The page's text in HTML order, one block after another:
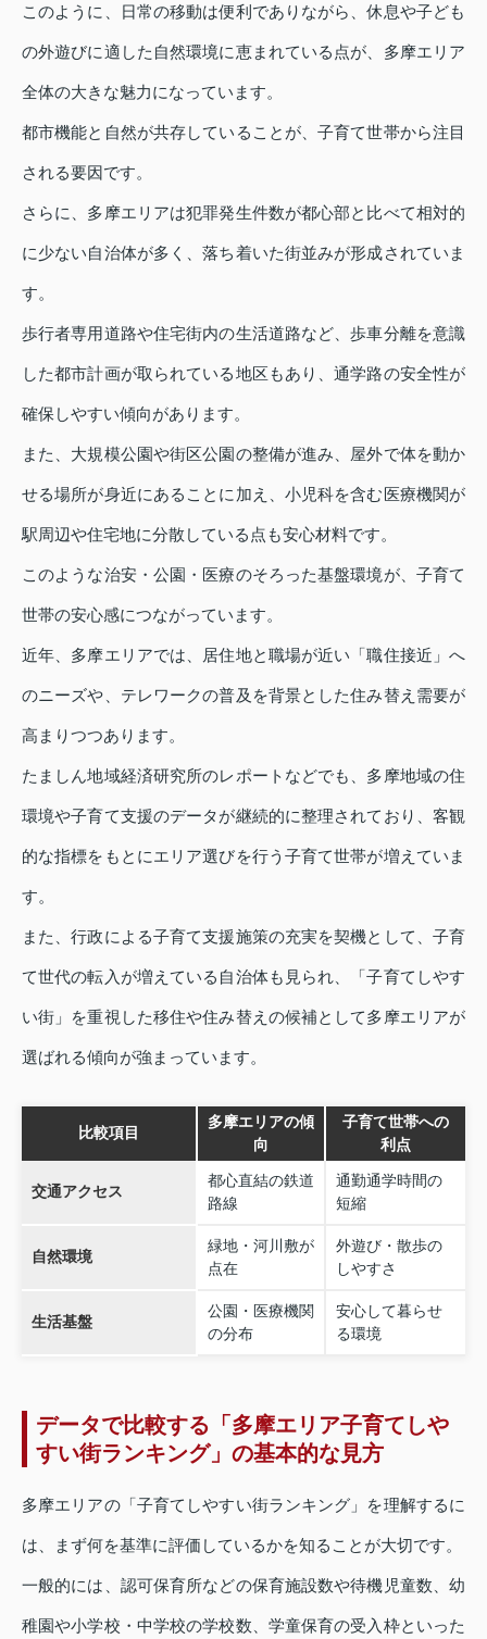
このように、日常の移動は便利でありながら、休息や子ども
の外遊びに適した自然環境に恵まれている点が、多摩エリア
全体の大きな魅力になっています。
都市機能と自然が共存していることが、子育て世帯から注目
される要因です。
さらに、多摩エリアは犯罪発生件数が都心部と比べて相対的
に少ない自治体が多く、落ち着いた街並みが形成されていま
す。
歩行者専用道路や住宅街内の生活道路など、歩車分離を意識
した都市計画が取られている地区もあり、通学路の安全性が
確保しやすい傾向があります。
また、大規模公園や街区公園の整備が進み、屋外で体を動か
せる場所が身近にあることに加え、小児科を含む医療機関が
駅周辺や住宅地に分散している点も安心材料です。
このような治安・公園・医療のそろった基盤環境が、子育て
世帯の安心感につながっています。
近年、多摩エリアでは、居住地と職場が近い「職住接近」へ
のニーズや、テレワークの普及を背景とした住み替え需要が
高まりつつあります。
たましん地域経済研究所のレポートなどでも、多摩地域の住
環境や子育て支援のデータが継続的に整理されており、客観
的な指標をもとにエリア選びを行う子育て世帯が増えていま
す。
また、行政による子育て支援施策の充実を契機として、子育
て世代の転入が増えている自治体も見られ、「子育てしやす
い街」を重視した移住や住み替えの候補として多摩エリアが
選ばれる傾向が強まっています。
比較項目
多摩エリアの傾
向
子育て世帯への
利点
交通アクセス
都心直結の鉄道
路線
通勤通学時間の
短縮
自然環境
緑地・河川敷が
点在
外遊び・散歩の
しやすさ
生活基盤
公園・医療機関
の分布
安心して暮らせ
る環境
データで比較する「多摩エリア子育てしや
すい街ランキング」の基本的な見方
多摩エリアの「子育てしやすい街ランキング」を理解するに
は、まず何を基準に評価しているかを知ることが大切です。
一般的には、認可保育所などの保育施設数や待機児童数、幼
稚園や小学校・中学校の学校数、学童保育の受入枠といった